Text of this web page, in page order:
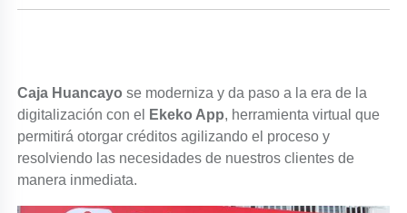
Caja Huancayo se moderniza y da paso a la era de la
digitalización con el
Ekeko App, herramienta virtual que
permitirá otorgar créditos agilizando el proceso y
resolviendo las necesidades de nuestros clientes de
manera inmediata.